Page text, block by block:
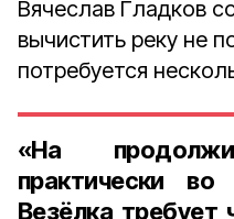
Вячеслав Гладков
вычистить реку не
потребуется
«На
практически
Везёлка требует